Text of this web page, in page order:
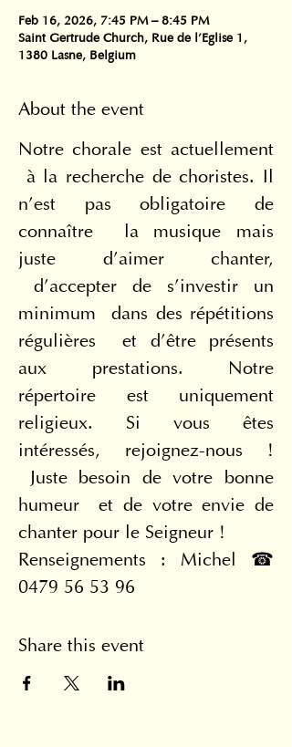
Feb 16, 2026, 7:45 PM – 8:45 PM
Saint Gertrude Church, Rue de l'Eglise 1,
1380 Lasne, Belgium
About the event
Notre chorale est actuellement
à la recherche de choristes. Il
n’est pas obligatoire de
connaître  la musique mais
juste d’aimer chanter,
d’accepter de s’investir un
minimum  dans des répétitions
régulières  et d’être présents
aux prestations. Notre
répertoire est uniquement
religieux. Si vous êtes
intéressés, rejoignez-nous !
Juste besoin de votre bonne
humeur  et de votre envie de
chanter pour le Seigneur !
Renseignements : Michel ☎
0479 56 53 96
Share this event